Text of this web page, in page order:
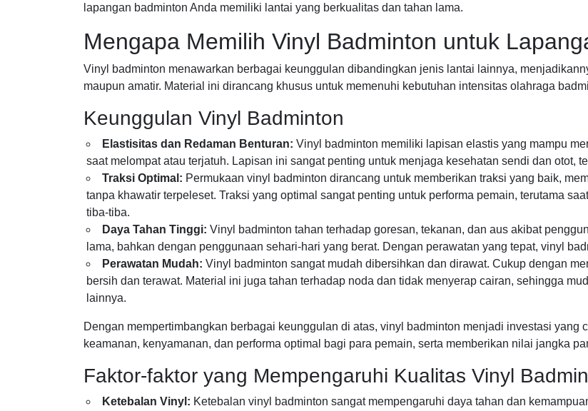
lapangan badminton Anda memiliki lantai yang berkualitas dan tahan lama.
Mengapa Memilih Vinyl Badminton untuk
Vinyl badminton menawarkan berbagai keunggulan dibandingkan jenis lantai lainnya,
maupun amatir. Material ini dirancang khusus untuk memenuhi kebutuhan intensitas olahraga
Keunggulan Vinyl Badminton
Elastisitas dan Redaman Benturan: Vinyl badminton memiliki lapisan elastis yang mampu
saat melompat atau terjatuh. Lapisan ini sangat penting untuk menjaga kesehatan sendi dan otot,
Traksi Optimal: Permukaan vinyl badminton dirancang untuk memberikan traksi yang baik,
tanpa khawatir terpeleset. Traksi yang optimal sangat penting untuk performa pemain, terutama
tiba-tiba.
Daya Tahan Tinggi: Vinyl badminton tahan terhadap goresan, tekanan, dan aus akibat
lama, bahkan dengan penggunaan sehari-hari yang berat. Dengan perawatan yang tepat, vinyl
Perawatan Mudah: Vinyl badminton sangat mudah dibersihkan dan dirawat. Cukup dengan
bersih dan terawat. Material ini juga tahan terhadap noda dan tidak menyerap cairan, sehingga
lainnya.
Dengan mempertimbangkan berbagai keunggulan di atas, vinyl badminton menjadi investasi yang
keamanan, kenyamanan, dan performa optimal bagi para pemain, serta memberikan nilai jangka
Faktor-faktor yang Mempengaruhi Kualitas Vinyl
Ketebalan Vinyl: Ketebalan vinyl badminton sangat mempengaruhi daya tahan dan